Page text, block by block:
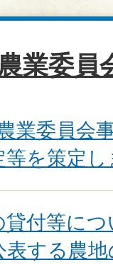
業委員
業委員会
等を策定
付等に
表する農